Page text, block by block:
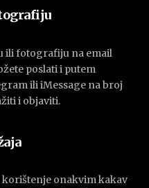
ili fotografiju na email
poslati i putem
ili iMessage na broj
i objaviti.
onakvim kakav